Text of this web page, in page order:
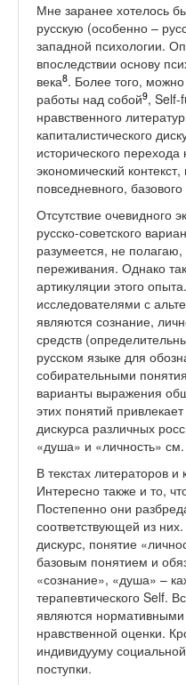
Мне заранее хотелось
русскую (особенно –
западной психологии.
впоследствии основу
века8. Более того,
работы над собой9, Self-
нравственного
капиталистического
исторического
экономический
повседневного,
Отсутствие очевидного
русско-советского
разумеется, не
переживания. Однако
артикуляции этого
исследователями с
являются сознание,
средств
русском языке для
собирательными
варианты выражения
этих понятий
дискурса различных
«душа» и «личность»
В текстах литераторов
Интересно также и то,
Постепенно они
соответствующей из
дискурс, понятие
базовым понятием и
«сознание», «душа» –
терапевтического Self.
являются
нравственной оценки.
индивидууму
поступки.